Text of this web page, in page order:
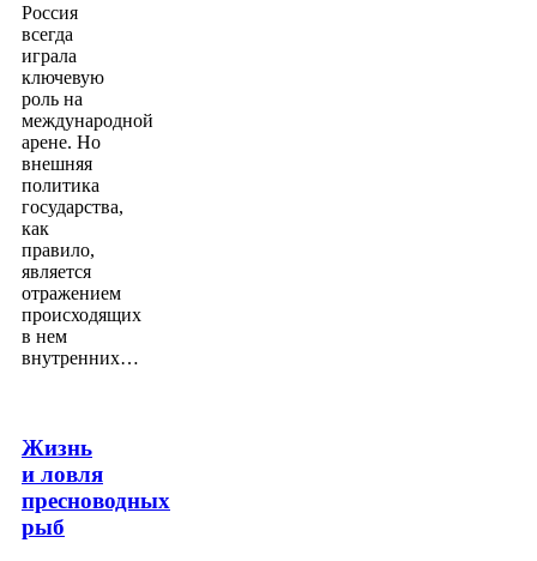
Россия
всегда
играла
ключевую
роль на
международной
арене. Но
внешняя
политика
государства,
как
правило,
является
отражением
происходящих
в нем
внутренних…
Жизнь
и ловля
пресноводных
рыб